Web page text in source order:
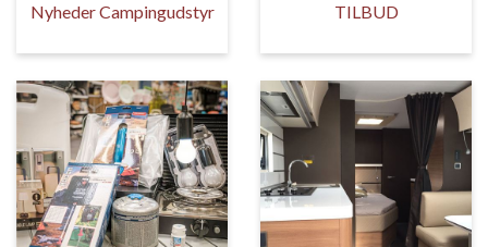
Nyheder Campingudstyr TILBUD